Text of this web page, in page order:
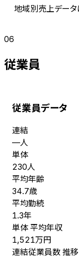
地域別売上データ
06
従業員
従業員データ
連結
—人
単体
230人
平均年齢
34.7歳
平均勤続
1.3年
単体 平均年収
1,521万円
連結従業員数 推移